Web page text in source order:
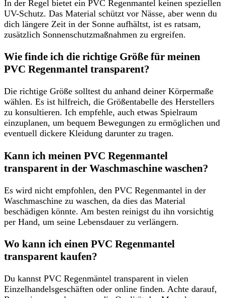
In der Regel bietet ein PVC Regenmantel keinen speziellen
UV-Schutz. Das Material schützt vor Nässe, aber wenn du
dich längere Zeit in der Sonne aufhältst, ist es ratsam,
zusätzlich Sonnenschutzmaßnahmen zu ergreifen.
Wie finde ich die richtige Größe für meinen
PVC Regenmantel transparent?
Die richtige Größe solltest du anhand deiner Körpermaße
wählen. Es ist hilfreich, die Größentabelle des Herstellers
zu konsultieren. Ich empfehle, auch etwas Spielraum
einzuplanen, um bequem Bewegungen zu ermöglichen und
eventuell dickere Kleidung darunter zu tragen.
Kann ich meinen PVC Regenmantel
transparent in der Waschmaschine waschen?
Es wird nicht empfohlen, den PVC Regenmantel in der
Waschmaschine zu waschen, da dies das Material
beschädigen könnte. Am besten reinigst du ihn vorsichtig
per Hand, um seine Lebensdauer zu verlängern.
Wo kann ich einen PVC Regenmantel
transparent kaufen?
Du kannst PVC Regenmäntel transparent in vielen
Einzelhandelsgeschäften oder online finden. Achte darauf,